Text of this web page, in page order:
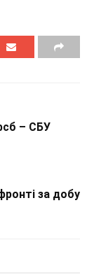
– СБУ
за добу